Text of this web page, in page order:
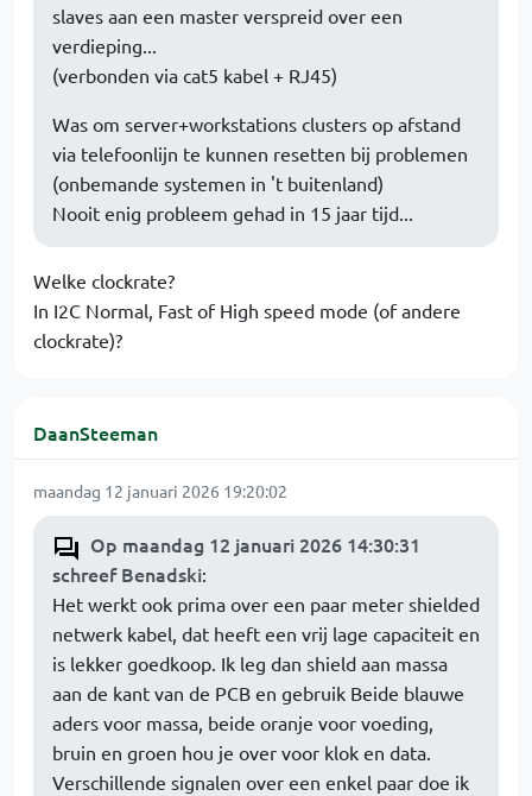
slaves aan een master verspreid over een
verdieping...
(verbonden via cat5 kabel + RJ45)
Was om server+workstations clusters op afstand
via telefoonlijn te kunnen resetten bij problemen
(onbemande systemen in 't buitenland)
Nooit enig probleem gehad in 15 jaar tijd...
Welke clockrate?
In I2C Normal, Fast of High speed mode (of andere
clockrate)?
DaanSteeman
maandag 12 januari 2026 19:20:02
Op maandag 12 januari 2026 14:30:31
schreef Benadski:
Het werkt ook prima over een paar meter shielded
netwerk kabel, dat heeft een vrij lage capaciteit en
is lekker goedkoop. Ik leg dan shield aan massa
aan de kant van de PCB en gebruik Beide blauwe
aders voor massa, beide oranje voor voeding,
bruin en groen hou je over voor klok en data.
Verschillende signalen over een enkel paar doe ik